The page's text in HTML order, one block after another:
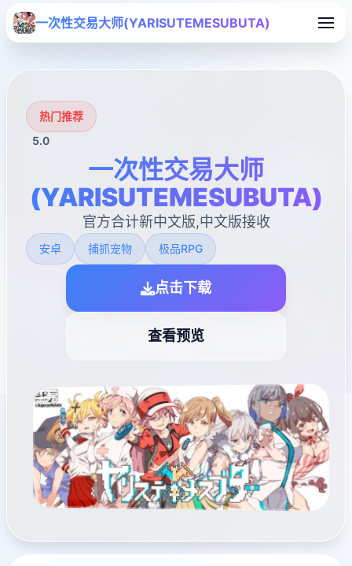
一次性交易大师(YARISUTEMESUBUTA)
热门推荐
5.0
一次性交易大师
(YARISUTEMESUBUTA)
官方合计新中文版,中文版接收
安卓 捕抓宠物 极品RPG
点击下载
查看预览